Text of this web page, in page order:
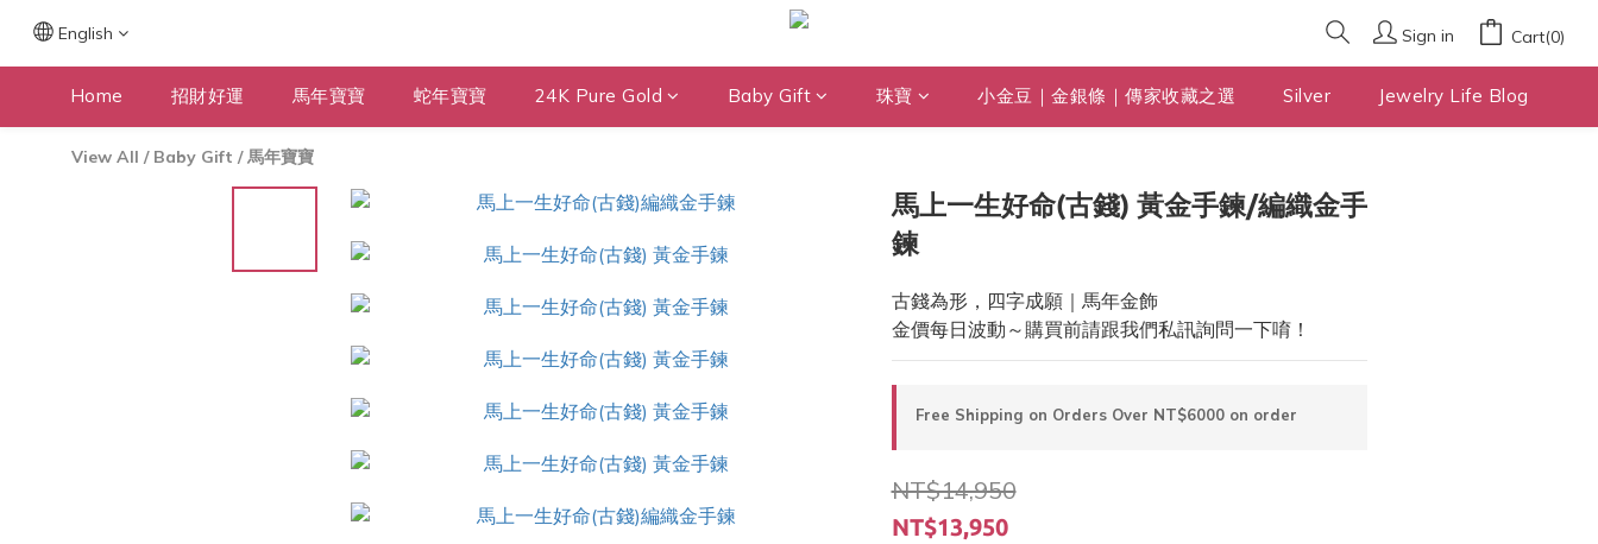
English Sign in Cart(0)
Home 招財好運 馬年寶寶 蛇年寶寶 24K Pure Gold Baby Gift 珠寶 小金豆｜金銀條｜傳家收藏之選 Silver Jewelry Life Blog
View All / Baby Gift /馬年寶寶
馬上一生好命(古錢) 黃金手鍊/編織金手
鍊
古錢為形，四字成願｜馬年金飾
金價每日波動～購買前請跟我們私訊詢問一下唷！
Free Shipping on Orders Over NT$6000 on order
NT$14,950
NT$13,950